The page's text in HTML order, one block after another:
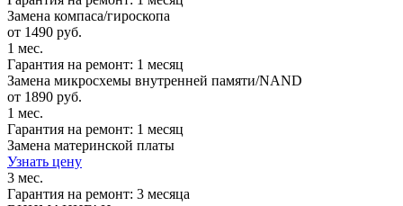
Замена компаса/гироскопа
от 1490 руб.
1 мес.
Гарантия на ремонт: 1 месяц
Замена микросхемы внутренней памяти/NAND
от 1890 руб.
1 мес.
Гарантия на ремонт: 1 месяц
Замена материнской платы
Узнать цену
3 мес.
Гарантия на ремонт: 3 месяца